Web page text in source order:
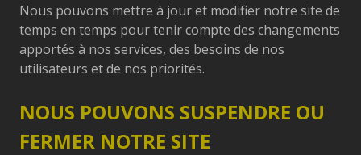
Nous pouvons mettre à jour et modifier notre site de
temps en temps pour tenir compte des changements
apportés à nos services, des besoins de nos
utilisateurs et de nos priorités.
NOUS POUVONS SUSPENDRE OU
FERMER NOTRE SITE